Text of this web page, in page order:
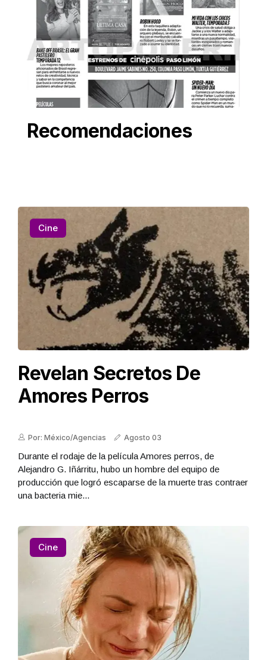
Recomendaciones
Cine
Revelan Secretos De
Amores Perros
Por: México/Agencias Agosto 03
Durante el rodaje de la película Amores perros, de
Alejandro G. Iñárritu, hubo un hombre del equipo de
producción que logró escaparse de la muerte tras contraer
una bacteria mie...
Cine